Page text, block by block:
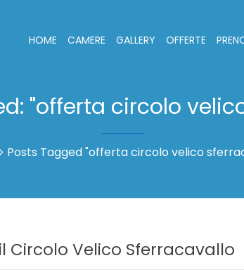
HOME CAMERE GALLERY OFFERTE
"offerta circolo
Posts Tagged "offerta circolo velico
Velico Sferracavallo